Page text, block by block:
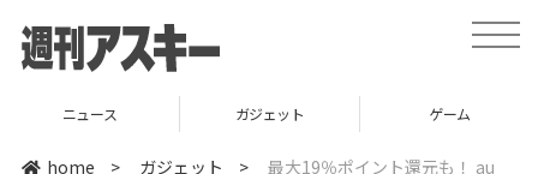
t
o
ニュース ガジェット ゲーム
home > ガジェット >
最大19％ポイント還元も！ au